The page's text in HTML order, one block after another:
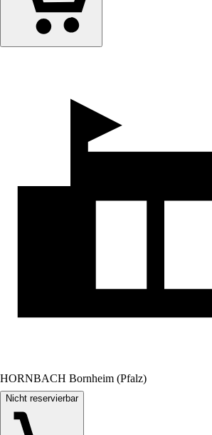
HORNBACH Bornheim (Pfalz)
Nicht reservierbar